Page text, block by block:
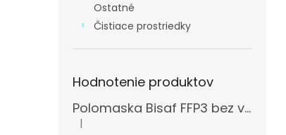
Ostatné
Čistiace prostriedky
Hodnotenie produktov
Polomaska Bisaf FFP3 bez ventilčeka , balenie 15 ks
Hodnotenie produktu je 5 z 5 hviezdičiek.
|